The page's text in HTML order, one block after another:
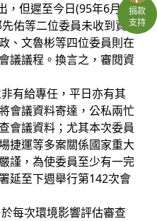
捐款
支持
，但遲至今日(95年6月26
佑等二位委員未收到資
、文魯彬等四位委員則在
議議程。換言之，審閱資
有給專任，平日亦有其
會議資料寄達，公私兩忙
會議資料；尤其本次委員
捷運等多案關係國家重大
謹，為使委員至少有一完
延至下週舉行第142次會
每次環境影響評估審查